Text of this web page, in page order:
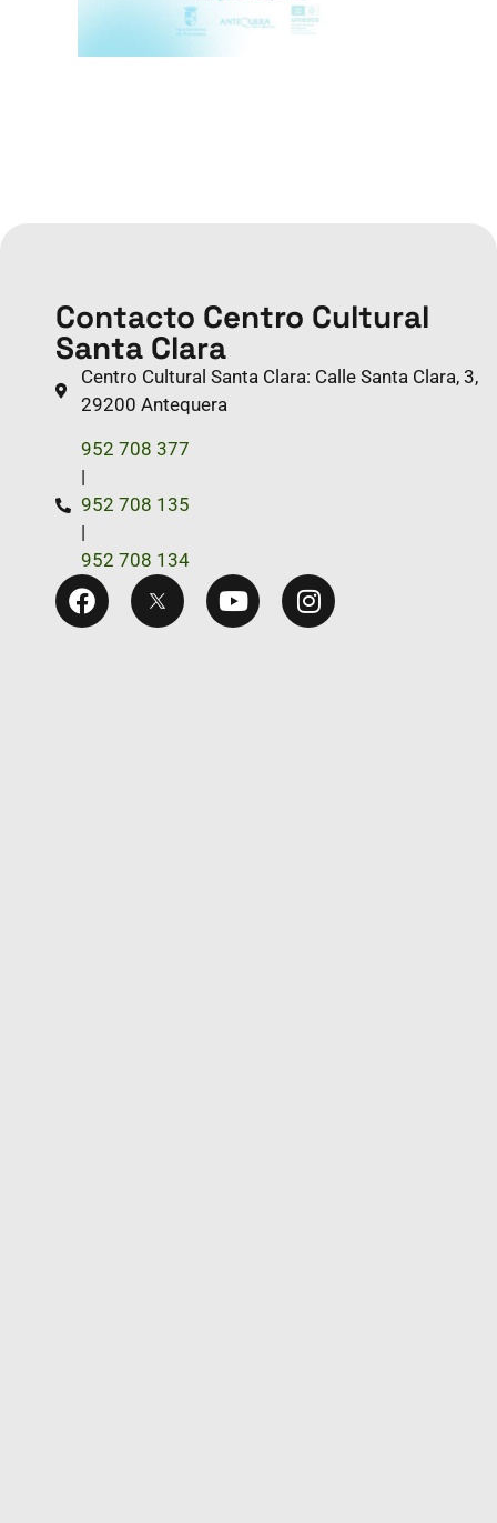
Contacto Centro Cultural
Santa Clara
Centro Cultural Santa Clara: Calle Santa Clara, 3,
29200 Antequera
952 708 377
|
952 708 135
|
952 708 134